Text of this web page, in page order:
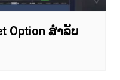
Option ສໍາລັບ